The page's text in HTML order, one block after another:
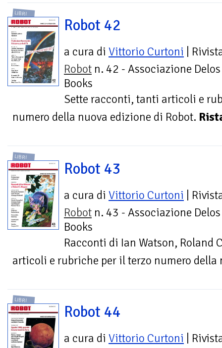
LIBRI
Robot 42
a cura di Vittorio Curtoni |
Robot n. 42 - Associazione Delos
Books
Sette racconti, tanti articoli e
numero della nuova edizione di Robot.
LIBRI
Robot 43
a cura di Vittorio Curtoni |
Robot n. 43 - Associazione Delos
Books
Racconti di Ian Watson, Roland
articoli e rubriche per il terzo numero della
LIBRI
Robot 44
a cura di Vittorio Curtoni |